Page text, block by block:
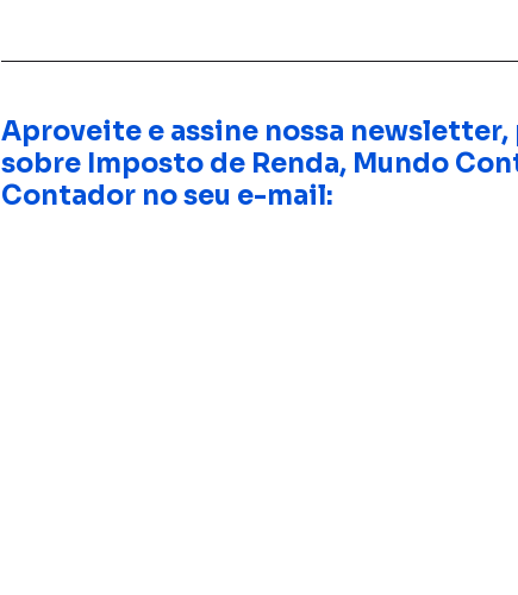
Aproveite e assine nossa
sobre Imposto de Renda, Mundo
Contador no seu e-mail: